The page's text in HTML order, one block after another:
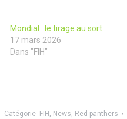
Mondial : le tirage au sort
17 mars 2026
Dans "FIH"
Catégorie FIH , News, Red panthers